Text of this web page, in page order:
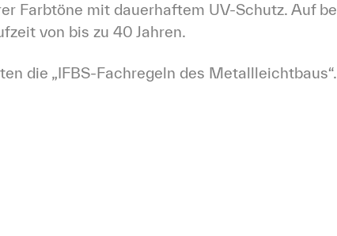
Farbtöne mit dauerhaftem UV-Schutz. Auf
von bis zu 40 Jahren.
die „IFBS-Fachregeln des Metallleichtbaus“.